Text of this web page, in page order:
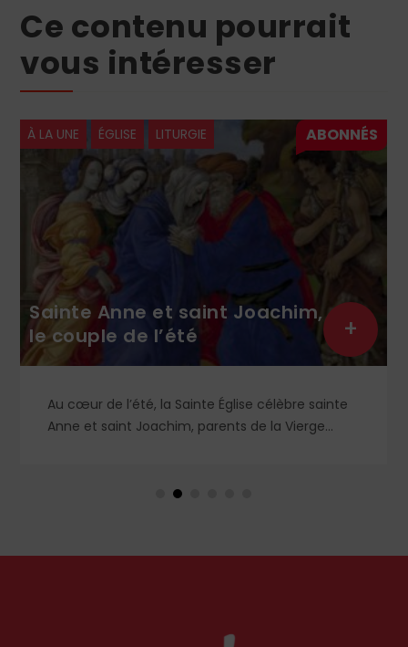
Ce contenu pourrait
vous intéresser
À LA UNE ÉGLISE LITURGIE
Sainte Anne et saint Joachim,
le couple de l’été
Au cœur de l’été, la Sainte Église célèbre sainte
Anne et saint Joachim, parents de la Vierge
en Orient qu’en Occident, célèbre par sa piété
+